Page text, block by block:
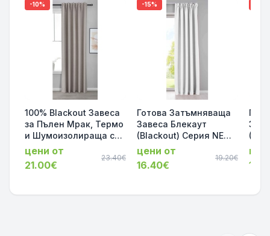
-10%
100% Blackout Завеса
за Пълен Мрак, Термо
и Шумоизолираща с
коланче цвят Таупе,
175х140 и 245х140 за
Релса и Корниз
цени от
21.00€
23.40€
-15%
Готова Затъмняваща
Завеса Блекаут
(Blackout) Серия NEW
YORK – Термо и
Шумоизолираща, Цвят
Бял (Различни
202020610-002
цени от
16.40€
19.20€